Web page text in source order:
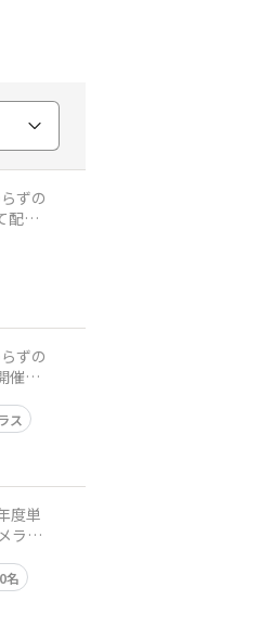
ずの
配信
ずの
催さ
ス
度単
ラマ
名